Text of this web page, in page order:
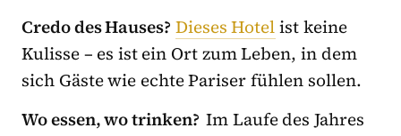
Credo des Hauses? Dieses Hotelist keine
Kulisse – es ist ein Ort zum Leben, in dem
sich Gäste wie echte Pariser fühlen sollen.
Wo essen, wo trinken?Im Laufe des Jahres